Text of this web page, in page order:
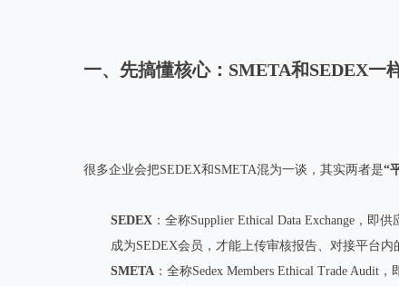
一、先搞懂核心：SMETA和SEDEX一
很多企业会把SEDEX和SMETA混为一谈，其实两者是“
SEDEX ：全称Supplier Ethical Data Exchange，
成为SEDEX会员，才能上传审核报告、对接平台内
SMETA ：全称Sedex Members Ethical Trade Audit